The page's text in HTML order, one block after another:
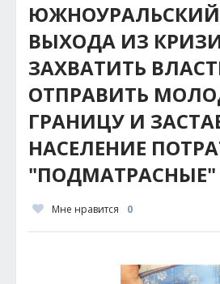
ЮЖНОУРАЛЬСКИЙ
ВЫХОДА ИЗ
ЗАХВАТИТЬ
ОТПРАВИТЬ
ГРАНИЦУ И
НАСЕЛЕНИЕ
"ПОДМАТРАСНЫЕ"
Мне нравится 0